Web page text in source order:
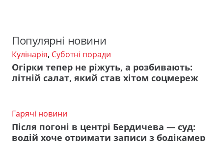
Популярні новини
Кулінарія, Суботні поради
Огірки тепер не ріжуть, а розбивають:
літній салат, який став хітом соцмереж
Гарячі новини
Після погоні в центрі Бердичева — суд:
водій хоче отримати записи з бодікамер